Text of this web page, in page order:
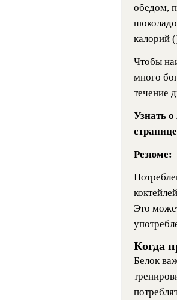
обедом,
калорий
Чтобы
много
течение
Узнать
Резюме:
Это
Когда
Белок